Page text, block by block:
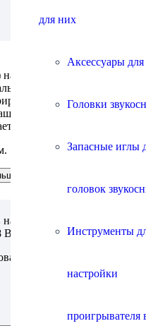
для них
Аксессуары
Головки
Запасные иглы
головок
Инструменты
настройки
проигрывателя
диск проигрывателя
кожа/замша
свойствами
от акустической
статический заряд.
“Коврик на диск
Black Leather Mat”